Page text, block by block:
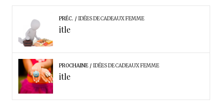
PRÉC. IDÉES DE CADEAUX FEMME
itle
PROCHAINE IDÉES DE CADEAUX FEMME
itle